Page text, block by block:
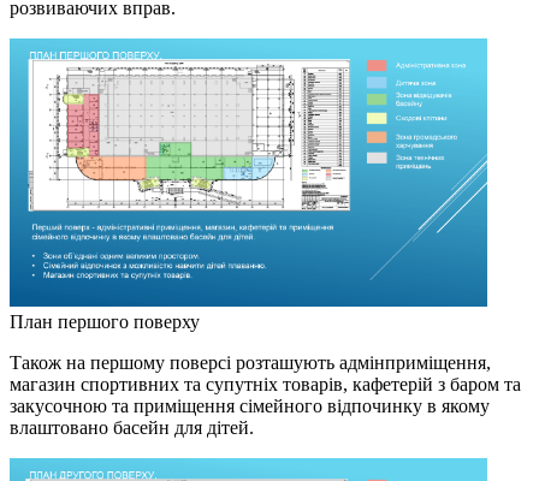
розвиваючих вправ.
План першого поверху
Також на першому поверсі розташують адмінприміщення,
магазин спортивних та супутніх товарів, кафетерій з баром та
закусочною та приміщення сімейного відпочинку в якому
влаштовано басейн для дітей.